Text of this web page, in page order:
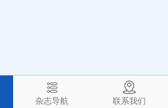
杂志导航 联系我们